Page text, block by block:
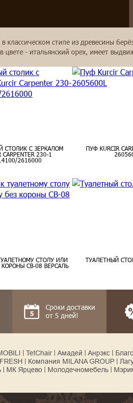
стиле из древесины
цвете - итальянский орех, имеет
ПУФ KURCIR
СТОЛИК С ЗЕРКАЛОМ
CARPENTER 230-1
2616000
ТУАЛЕТНЫЙ
СТОЛУ ИЛИ
СВ-08 ВЕРСАЛЬ
Сроки доставки
от 5 дней!
TetChair Амадей Анрэкс
Компания MILANA GROUP
МК Ярцево Молодечномебель